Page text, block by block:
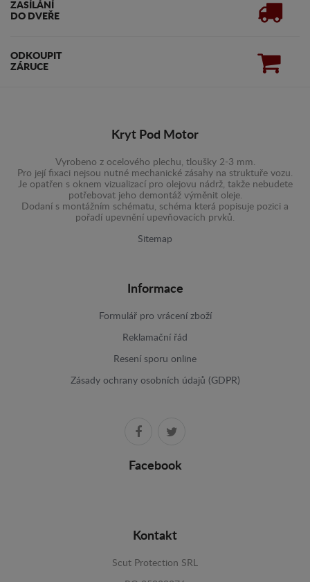
ZASÍLÁNÍ
DO DVEŘE
ODKOUPIT
ZÁRUCE
Kryt Pod Motor
Vyrobeno z ocelového plechu, tloušky 2-3 mm.
Pro její fixaci nejsou nutné mechanické zásahy na struktuře vozu.
Je opatřen s oknem vizualizací pro olejovu nádrž, takže nebudete
potřebovat jeho demontáž výměnit oleje.
Dodaní s montážním schématu, schéma která popisuje pozici a
pořadí upevnění upevňovacích prvků.
Sitemap
Informace
Formulář pro vrácení zboží
Reklamační řád
Resení sporu online
Zásady ochrany osobních údajů (GDPR)
Facebook
Kontakt
Scut Protection SRL